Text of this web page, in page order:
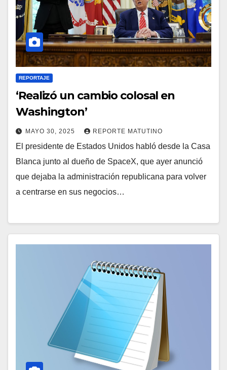
REPORTAJE
‘Realizó un cambio colosal en
Washington’
MAYO 30, 2025 REPORTE MATUTINO
El presidente de Estados Unidos habló desde la Casa
Blanca junto al dueño de SpaceX, que ayer anunció
que dejaba la administración republicana para volver
a centrarse en sus negocios…